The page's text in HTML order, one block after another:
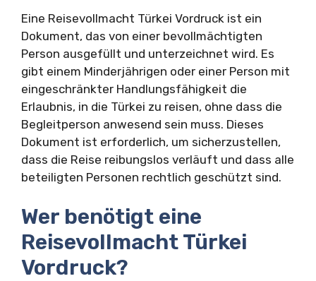
Eine Reisevollmacht Türkei Vordruck ist ein
Dokument, das von einer bevollmächtigten
Person ausgefüllt und unterzeichnet wird. Es
gibt einem Minderjährigen oder einer Person mit
eingeschränkter Handlungsfähigkeit die
Erlaubnis, in die Türkei zu reisen, ohne dass die
Begleitperson anwesend sein muss. Dieses
Dokument ist erforderlich, um sicherzustellen,
dass die Reise reibungslos verläuft und dass alle
beteiligten Personen rechtlich geschützt sind.
Wer benötigt eine
Reisevollmacht Türkei
Vordruck?